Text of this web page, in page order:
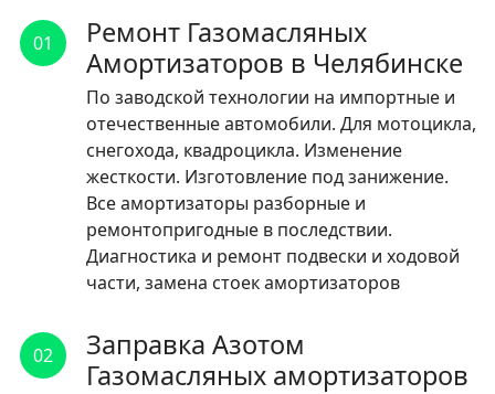
импортные и
отечественные
автомобили.
ЧИТАТЬ
01
Ремонт Газомасляных
Амортизаторов в Челябинске
По заводской технологии на импортные и
отечественные автомобили. Для мотоцикла,
снегохода, квадроцикла. Изменение
жесткости. Изготовление под занижение.
Все амортизаторы разборные и
ремонтопригодные в последствии.
Диагностика и ремонт подвески и ходовой
части, замена стоек амортизаторов
02
Заправка Азотом
Газомасляных амортизаторов